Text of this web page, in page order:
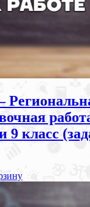
9 класс